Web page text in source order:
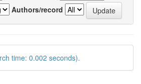
Authors/record
time: 0.002 seconds).